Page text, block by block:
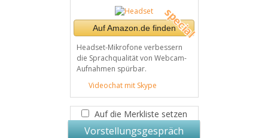
Auf Amazon.de finden
Headset-Mikrofone verbessern
die Sprachqualität von Webcam-
Aufnahmen spürbar.
Videochat mit Skype
Auf die Merkliste setzen
Vorstellungsgespräch